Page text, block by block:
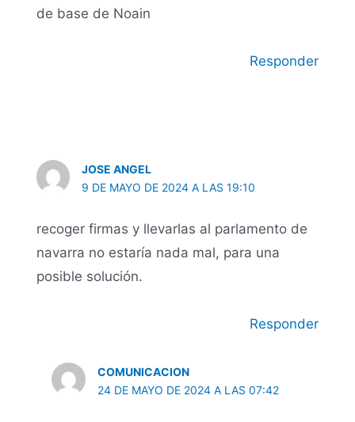
de base de Noain
Responder
JOSE ANGEL
9 DE MAYO DE 2024 A LAS 19:10
recoger firmas y llevarlas al parlamento de
navarra no estaría nada mal, para una
posible solución.
Responder
COMUNICACION
24 DE MAYO DE 2024 A LAS 07:42